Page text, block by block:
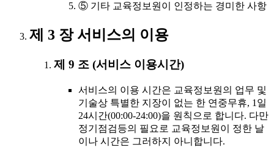
⑤ 기타 교육정보원이 인정하는 경미한 사항
제 3 장 서비스의 이용
제 9 조 (서비스 이용시간)
서비스의 이용 시간은 교육정보원의 업무 및
기술상 특별한 지장이 없는 한 연중무휴, 1일
24시간(00:00-24:00)을 원칙으로 합니다. 다만
정기점검등의 필요로 교육정보원이 정한 날
이나 시간은 그러하지 아니합니다.